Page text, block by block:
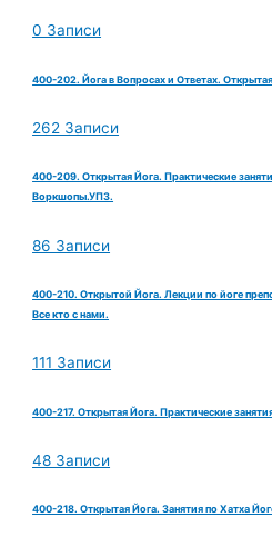
0 Записи
400-202. Йога в Вопросах и Ответах.
262 Записи
400-209. Открытая Йога. Практические
Воркшопы.УПЗ.
86 Записи
400-210. Открытой Йога. Лекции по йоге
Все кто с нами.
111 Записи
400-217. Открытая Йога. Практические
48 Записи
400-218. Открытая Йога. Занятия по Хатха